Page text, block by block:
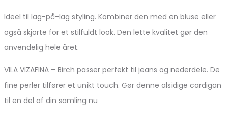
Ideel til lag-på-lag styling. Kombiner den med en bluse eller
også skjorte for et stilfuldt look. Den lette kvalitet gør den
anvendelig hele året.
VILA VIZAFINA – Birch passer perfekt til jeans og nederdele. De
fine perler tilfører et unikt touch. Gør denne alsidige cardigan
til en del af din samling nu